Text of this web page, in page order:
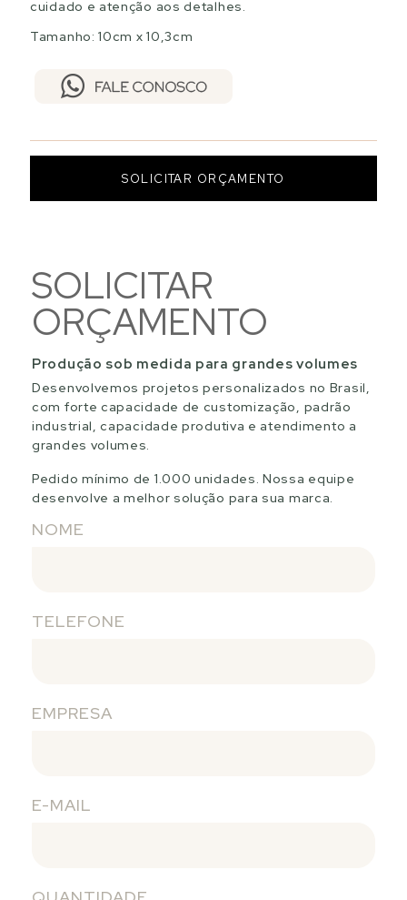
cuidado e atenção aos detalhes.
Tamanho: 10cm x 10,3cm
SOLICITAR ORÇAMENTO
SOLICITAR
ORÇAMENTO
Produção sob medida para grandes volumes
Desenvolvemos projetos personalizados no Brasil,
com forte capacidade de customização, padrão
industrial, capacidade produtiva e atendimento a
grandes volumes.
Pedido mínimo de 1.000 unidades. Nossa equipe
desenvolve a melhor solução para sua marca.
NOME
TELEFONE
EMPRESA
E-MAIL